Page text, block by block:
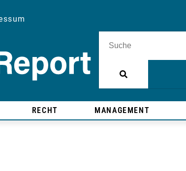
RECHT MANAGEMENT